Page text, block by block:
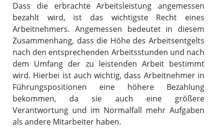
Dass die erbrachte Arbeitsleistung angemessen
bezahlt wird, ist das wichtigste Recht eines
Arbeitnehmers. Angemessen bedeutet in diesem
Zusammenhang, dass die Höhe des Arbeitsentgelts
nach den entsprechenden Arbeitsstunden und nach
dem Umfang der zu leistenden Arbeit bestimmt
wird. Hierbei ist auch wichtig, dass Arbeitnehmer in
Führungspositionen eine höhere Bezahlung
bekommen, da sie auch eine größere
Verantwortung und im Normalfall mehr Aufgaben
als andere Mitarbeiter haben.